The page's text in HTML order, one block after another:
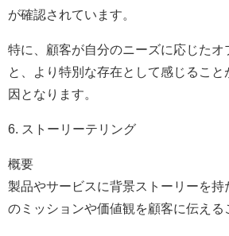
が確認されています。
特に、顧客が自分のニーズに応じたオ
と、より特別な存在として感じるこ
因となります。
6. ストーリーテリング
概要
製品やサービスに背景ストーリーを持
のミッションや価値観を顧客に伝える